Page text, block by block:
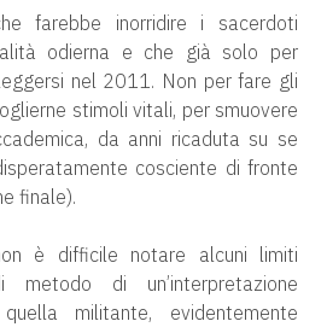
farebbe inorridire i sacerdoti
odierna e che già solo per
nel 2011. Non per fare gli
stimoli vitali, per smuovere
da anni ricaduta su se
cosciente di fronte
finale).
è difficile notare alcuni limiti
di un’interpretazione
militante, evidentemente